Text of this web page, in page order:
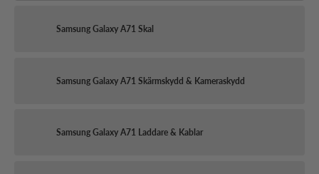
Samsung Galaxy A71 Skal
Samsung Galaxy A71 Skärmskydd & Kameraskydd
Samsung Galaxy A71 Laddare & Kablar